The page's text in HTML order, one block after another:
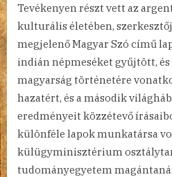
Tevékenyen részt vett az
kulturális életében,
megjelenő Magyar Szó című
indián népmeséket gyűjtött,
magyarság történetére
hazatért, és a második
eredményeit közzétevő
különféle lapok munkatársa
külügyminisztérium
tudományegyetem